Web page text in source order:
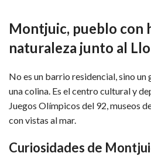
Montjuic, pueblo con
naturaleza junto al
No es un barrio residencial, sino
una colina. Es el centro cultural y
Juegos Olímpicos del 92, museos
con vistas al mar.
Curiosidades de